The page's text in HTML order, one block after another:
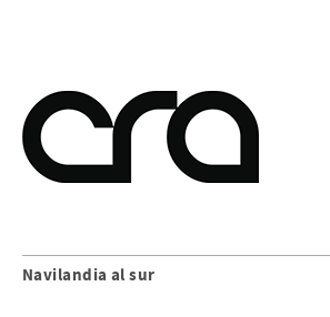
Navilandia al sur